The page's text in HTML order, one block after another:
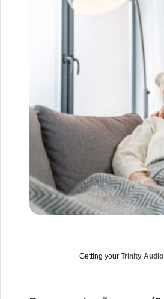
Getting your Trinity Audio